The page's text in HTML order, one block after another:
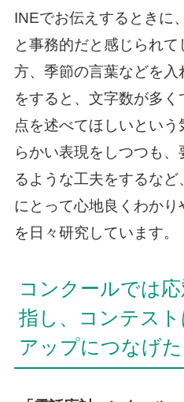
INEでお伝えするときに
と事務的だと感じられ
方、季節の言葉などを
をすると、文字数が多
点を述べてほしいとい
らかい表現をしつつも
るような工夫をするなど
にとって心地良くわか
を日々研究しています。
コンクールでは
指し、コンテス
アップにつなげ